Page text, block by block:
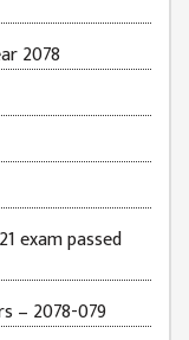
2078
exam passed
– 2078-079